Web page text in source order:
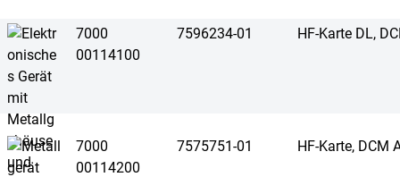
7000
00114100
7596234-01 HF-Karte DL,
7000
00114200
7575751-01 HF-Karte, DCM